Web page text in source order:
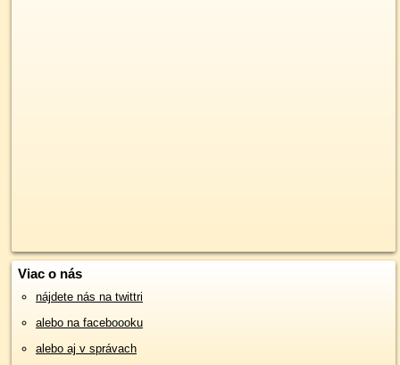
Viac o nás
nájdete nás na twittri
alebo na faceboooku
alebo aj v správach